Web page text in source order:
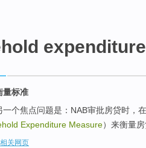
量标准
一个焦点问题是：NAB审批房贷时，
Expenditure Measure）来衡量
相关网页